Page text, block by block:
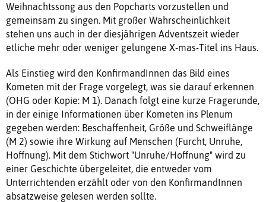
Weihnachtssong aus den Popcharts vorzustellen und
gemeinsam zu singen. Mit großer Wahrscheinlichkeit
stehen uns auch in der diesjährigen Adventszeit wieder
etliche mehr oder weniger gelungene X-mas-Titel ins Haus.
Als Einstieg wird den KonfirmandInnen das Bild eines
Kometen mit der Frage vorgelegt, was sie darauf erkennen
(OHG oder Kopie: M 1). Danach folgt eine kurze Fragerunde,
in der einige Informationen über Kometen ins Plenum
gegeben werden: Beschaffenheit, Größe und Schweiflänge
(M 2) sowie ihre Wirkung auf Menschen (Furcht, Unruhe,
Hoffnung). Mit dem Stichwort "Unruhe/Hoffnung" wird zu
einer Geschichte übergeleitet, die entweder vom
Unterrichtenden erzählt oder von den KonfirmandInnen
absatzweise gelesen werden sollte.